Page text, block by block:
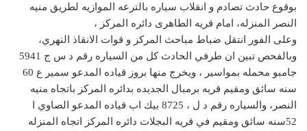
بوقوع حادث تصادم و انقلاب سياره بالترعه الموازيه لطريق منيه
النصر المنزله، امام قريه الطاهرى دائره المركز ،
وعلى الفور انتقل ضباط مباحث المركز و قوات الانقاذ النهري،
وبالفحص تبين ان طرفي الحادث كل من السياره رقم د س ج 5941
جامبو محمله بمواسير ، ويخرج منها بروز قياده المدعو سمير ع 60
سنه سائق ومقيم قريه برمبال الجديده بدائره المركز باتجاه منيه
النصر، والسياره رقم د ل ، 8725 بيك اب قياده المدعو الصاوي ا
52سنه سائق ومقيم في قريه البجلات دائره المركز اتجاه المنزله